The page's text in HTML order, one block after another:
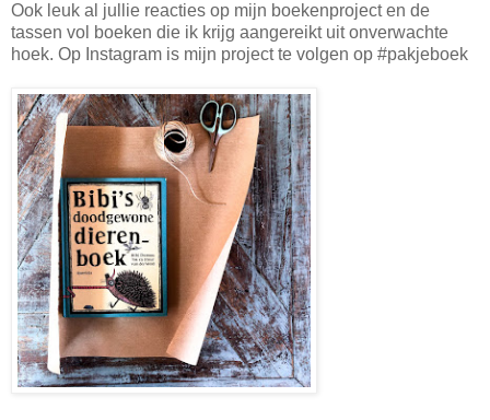
Ook leuk al jullie reacties op mijn boekenproject en de
tassen vol boeken die ik krijg aangereikt uit onverwachte
hoek. Op Instagram is mijn project te volgen op #pakjeboek